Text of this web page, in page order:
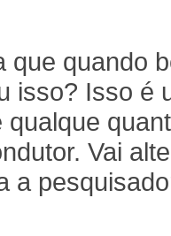
que quando
isso? Isso é
Vai
a